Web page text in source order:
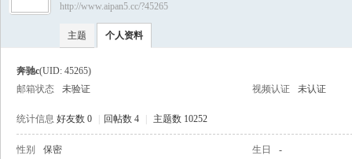
爱盘›
http://www.aipan5.cc/?45265
主题 个人资料
奔驰c(UID: 45265)
邮箱状态
未验证 视频认证 未认证
统计信息 好友数 0 回帖数 4 主题数 10252
性别 保密 生日 -